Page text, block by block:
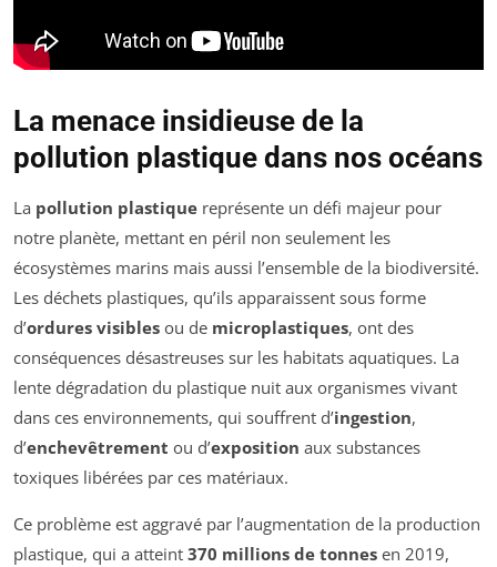
La menace insidieuse de la
pollution plastique dans nos océans
La pollution plastique représente un défi majeur pour
notre planète, mettant en péril non seulement les
écosystèmes marins mais aussi l’ensemble de la biodiversité.
Les déchets plastiques, qu’ils apparaissent sous forme
d’ordures visibles ou de microplastiques, ont des
conséquences désastreuses sur les habitats aquatiques. La
lente dégradation du plastique nuit aux organismes vivant
dans ces environnements, qui souffrent d’ingestion,
d’enchevêtrement ou d’exposition aux substances
toxiques libérées par ces matériaux.
Ce problème est aggravé par l’augmentation de la production
plastique, qui a atteint 370 millions de tonnes en 2019,